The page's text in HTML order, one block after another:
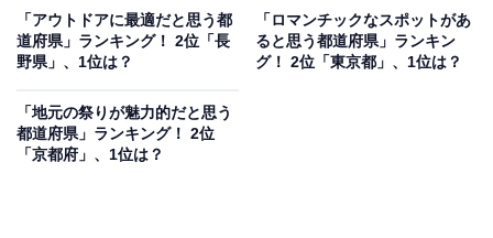
「アウトドアに最適だと思う都
道府県」ランキング！ 2位「長
野県」、1位は？
「ロマンチックなスポットがあ
ると思う都道府県」ランキン
グ！ 2位「東京都」、1位は？
「地元の祭りが魅力的だと思う
都道府県」ランキング！ 2位
「京都府」、1位は？